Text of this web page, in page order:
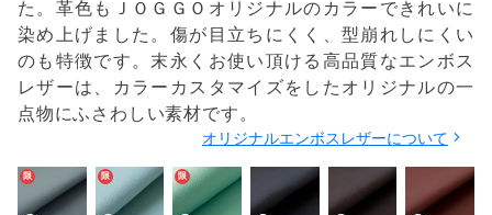
た。革色もＪＯＧＧＯオリジナルのカラーできれいに
染め上げました。傷が目立ちにくく、型崩れしにくい
のも特徴です。末永くお使い頂ける高品質なエンボス
レザーは、カラーカスタマイズをしたオリジナルの一
点物にふさわしい素材です。
オリジナルエンボスレザーについて
限 限 限